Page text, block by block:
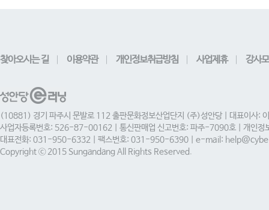
찾아오시는 길 이용약관 개인정보취급방침 사업제휴 강사
(10881) 경기 파주시 문발로 112 출판문화정보산업단지 (주)성안당 | 대표이사:
사업자등록번호: 526-87-00162 | 통신판매업 신고번호: 파주-7090호 | 개인정
대표전화: 031-950-6332 | 팩스번호: 031-950-6390 | e-mail:
Copyright ⓒ 2015 Sungandang All Rights Reserved.